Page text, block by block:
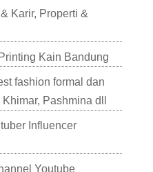
Karir, Properti &
Kain Bandung
fashion formal dan
Pashmina dll
Influencer
Youtube